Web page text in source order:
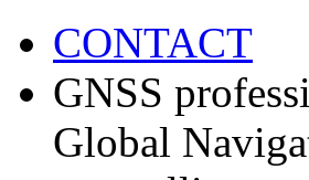
CONTACT
GNSS
Global